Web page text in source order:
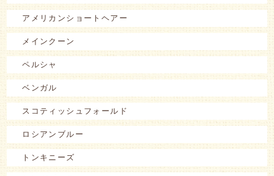
アメリカンショートヘアー
メインクーン
ペルシャ
ベンガル
スコティッシュフォールド
ロシアンブルー
トンキニーズ